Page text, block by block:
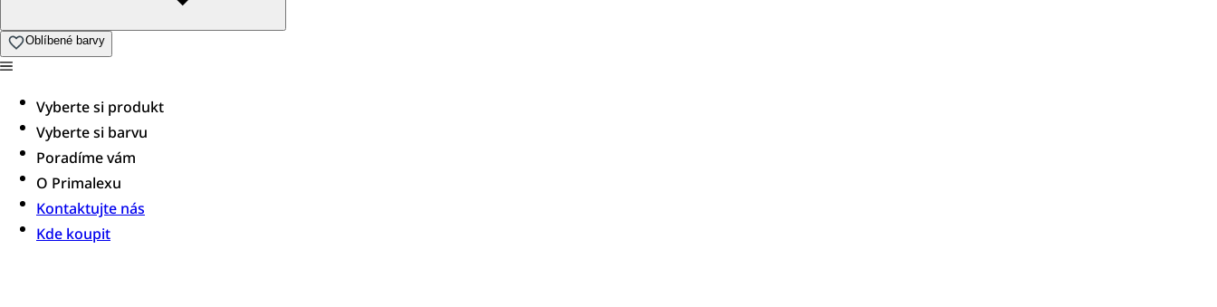
Oblíbené barvy
Vyberte si produkt
Vyberte si barvu
Poradíme vám​
O Primalexu
Kontaktujte nás
Kde koupit